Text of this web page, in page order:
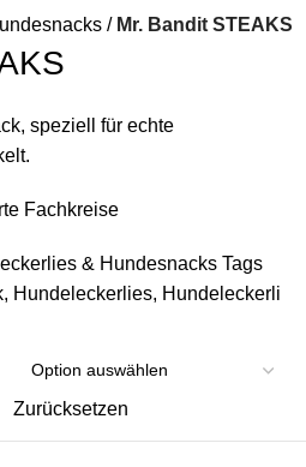
Mr. Bandit STEAKS
speziell für echte
Fachkreise
& Hundesnacks Tags
, Hundeleckerlies, Hundeleckerli
Zurücksetzen